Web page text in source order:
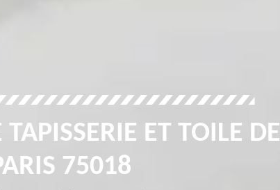
ET TOILE DE
75018